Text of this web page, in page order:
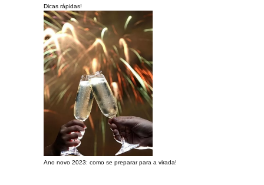
Dicas rápidas!
Ano novo 2023: como se preparar para a virada!